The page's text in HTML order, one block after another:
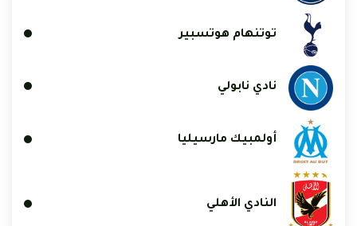
توتنهام هوتسبير
نادي نابولي
أولمبيك مارسيليا
النادي الأهلي